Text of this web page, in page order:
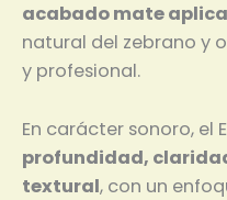
acabado mate
natural del zebrano y
y profesional.
En carácter sonoro, el
profundidad,
textural, con un